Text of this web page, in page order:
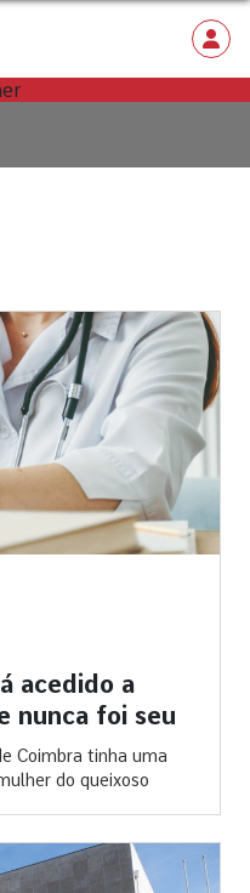
acedido a
nunca foi seu
Coimbra tinha uma
do queixoso